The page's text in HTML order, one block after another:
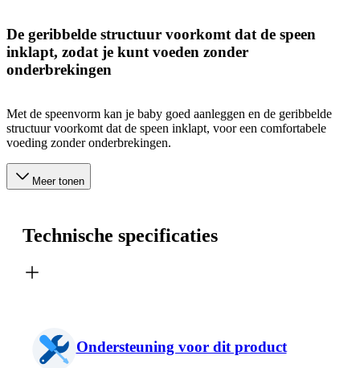
De geribbelde structuur voorkomt dat de speen
inklapt, zodat je kunt voeden zonder
onderbrekingen
Met de speenvorm kan je baby goed aanleggen en de geribbelde
structuur voorkomt dat de speen inklapt, voor een comfortabele
voeding zonder onderbrekingen.
Meer tonen
Technische specificaties
Ondersteuning voor dit product